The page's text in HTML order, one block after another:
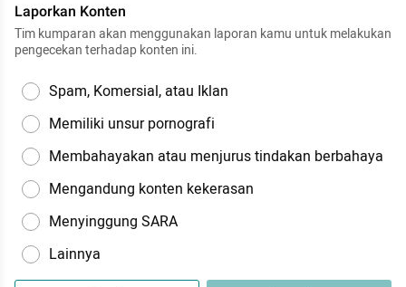
Laporkan Konten
Tim kumparan akan menggunakan laporan kamu untuk melakukan
pengecekan terhadap konten ini.
Spam, Komersial, atau Iklan
Memiliki unsur pornografi
Membahayakan atau menjurus tindakan berbahaya
Mengandung konten kekerasan
Menyinggung SARA
Lainnya